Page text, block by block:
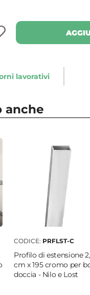
per ingrandire
lavorativi
anche
CODICE: PRFLST-C
Profilo di estensione
cm x 195 cromo per
doccia - Nilo e Lost